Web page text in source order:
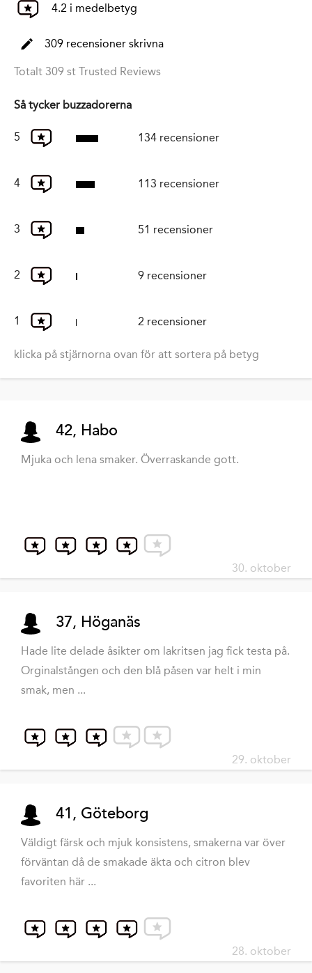
4.2 i medelbetyg
309 recensioner skrivna
Totalt 309 st Trusted Reviews
Så tycker buzzadorerna
5 134 recensioner
4 113 recensioner
3 51 recensioner
2 9 recensioner
1 2 recensioner
klicka på stjärnorna ovan för att sortera på betyg
42, Habo
Mjuka och lena smaker. Överraskande gott.
30. oktober
37, Höganäs
Hade lite delade åsikter om lakritsen jag fick testa på.
Orginalstången och den blå påsen var helt i min
smak, men ...
29. oktober
41, Göteborg
Väldigt färsk och mjuk konsistens, smakerna var över
förväntan då de smakade äkta och citron blev
favoriten här ...
28. oktober